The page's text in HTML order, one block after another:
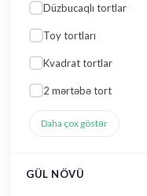
Düzbucaqlı tortlar
Toy tortları
Kvadrat tortlar
2 mərtəbə tort
Daha çox göstər
GÜL NÖVÜ